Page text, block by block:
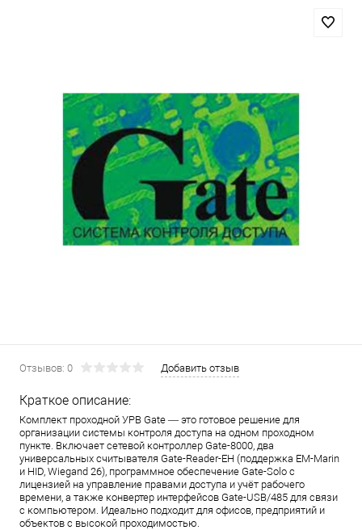
Отзывов: 0 Добавить отзыв
Краткое описание:
Комплект проходной УРВ Gate — это готовое решение для
организации системы контроля доступа на одном проходном
пункте. Включает сетевой контроллер Gate-8000, два
универсальных считывателя Gate-Reader-EH (поддержка EM-Marin
и HID, Wiegand 26), программное обеспечение Gate-Solo с
лицензией на управление правами доступа и учёт рабочего
времени, а также конвертер интерфейсов Gate-USB/485 для связи
с компьютером. Идеально подходит для офисов, предприятий и
объектов с высокой проходимостью.